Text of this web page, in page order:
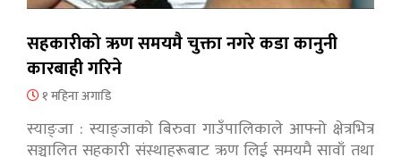
सहकारीको ऋण समयमै चुक्ता नगरे कडा कानुनी
कारबाही गरिने
१ महिना अगाडि
स्याङ्जा : स्याङ्जाको बिरुवा गाउँपालिकाले आफ्नो क्षेत्रभित्र
सञ्चालित सहकारी संस्थाहरूबाट ऋण लिई समयमै सावाँ तथा